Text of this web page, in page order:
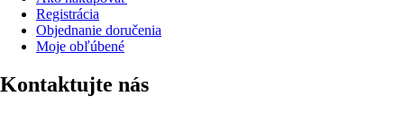
Registrácia
Objednanie doručenia
Moje obľúbené
Kontaktujte nás